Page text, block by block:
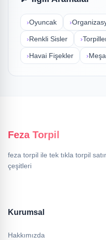
›Oyuncak ›
›Renkli Sisler ›
›Havai Fişekler ›
Feza Torpil
feza torpil ile tek tıkla torpil
çeşitleri
Kurumsal
Hakkımızda